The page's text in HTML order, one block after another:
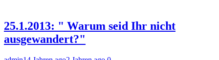
25.1.2013: " Warum seid Ihr nicht
ausgewandert?"